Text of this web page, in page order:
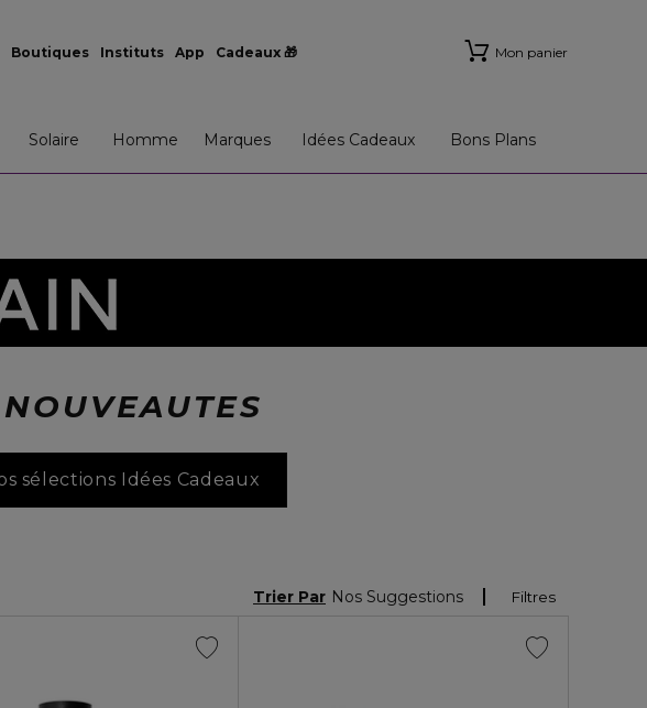
Boutiques Instituts App Cadeaux 🎁 Mon panier
Solaire Homme Marques Idées Cadeaux Bons Plans
sélections Idées Cadeaux
Filtres
Trier Par Nos Suggestions